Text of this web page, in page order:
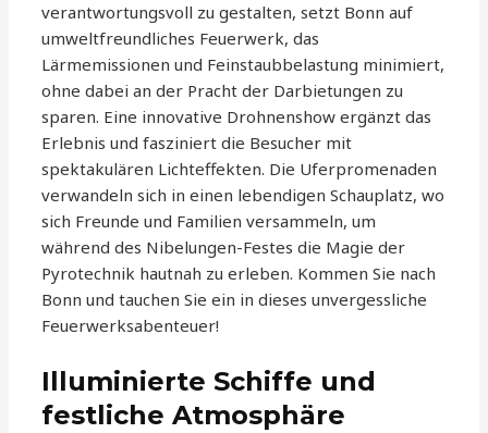
verantwortungsvoll zu gestalten, setzt Bonn auf
umweltfreundliches Feuerwerk, das
Lärmemissionen und Feinstaubbelastung minimiert,
ohne dabei an der Pracht der Darbietungen zu
sparen. Eine innovative Drohnenshow ergänzt das
Erlebnis und fasziniert die Besucher mit
spektakulären Lichteffekten. Die Uferpromenaden
verwandeln sich in einen lebendigen Schauplatz, wo
sich Freunde und Familien versammeln, um
während des Nibelungen-Festes die Magie der
Pyrotechnik hautnah zu erleben. Kommen Sie nach
Bonn und tauchen Sie ein in dieses unvergessliche
Feuerwerksabenteuer!
Illuminierte Schiffe und
festliche Atmosphäre